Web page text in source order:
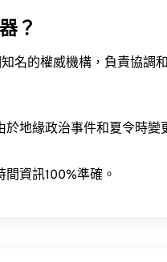
？
名的權威機構，負責協調
地緣政治事件和夏令時變
資訊100%準確。